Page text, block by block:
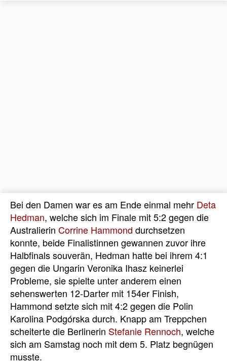
Bei den Damen war es am Ende einmal mehr Deta
Hedman, welche sich im Finale mit 5:2 gegen die
Australierin Corrine Hammond durchsetzen
konnte, beide Finalistinnen gewannen zuvor ihre
Halbfinals souverän, Hedman hatte bei ihrem 4:1
gegen die Ungarin Veronika Ihasz keinerlei
Probleme, sie spielte unter anderem einen
sehenswerten 12-Darter mit 154er Finish,
Hammond setzte sich mit 4:2 gegen die Polin
Karolina Podgórska durch. Knapp am Treppchen
scheiterte die Berlinerin Stefanie Rennoch, welche
sich am Samstag noch mit dem 5. Platz begnügen
musste.